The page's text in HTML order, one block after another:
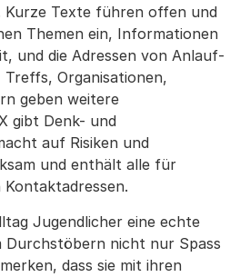
Kurze Texte führen offen und
Themen ein, Informationen
und die Adressen von Anlauf-
Organisationen,
geben weitere
gibt Denk- und
auf Risiken und
und enthält alle für
Jugendlicher eine echte
Durchstöbern nicht nur Spass
dass sie mit ihren